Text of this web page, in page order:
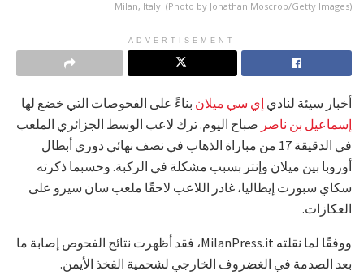
Milan, Italy. (Photo by Jonathan Moscrop/Getty Images)
ADVERTISEMENT
أخبار سيئة لنادي إي سي ميلان بناءً على الفحوصات التي خضع لها
إسماعيل بن ناصر صباح اليوم. ترك لاعب الوسط الجزائري الملعب
في الدقيقة 17 من مباراة الذهاب في نصف نهائي دوري أبطال
أوروبا بين ميلان وإنتر بسبب مشكلة في الركبة. وحسبما ذكرته
سكاي سبورت إيطاليا، غادر اللاعب لاحقًا ملعب سان سيرو على
العكازات.
ووفقًا لما نقلته MilanPress.it، فقد أظهرت نتائج الفحوص إصابة ما
بعد الصدمة في الغضروف الخارجي لشحمية الفخذ الأيمن.